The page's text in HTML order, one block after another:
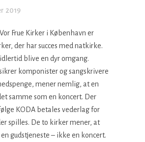
2019
Frue Kirker i København er
der har succes med natkirke.
blive en dyr omgang.
komponister og sangskrivere
mener nemlig, at en
samme som en koncert. Der
KODA betales vederlag for
spilles. De to kirker mener, at
gudstjeneste – ikke en koncert.